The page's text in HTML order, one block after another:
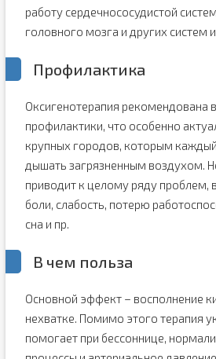
работу сердечнососудистой
головного мозга и других систем
Профилактика
Оксигенотерапия рекомендована
профилактики, что особенно
крупных городов, которым
дышать загрязненным воздухом.
приводит к целому ряду проблем,
боли, слабость, потерю
сна и пр.
В чем польза
Основной эффект – восполнение
нехватке. Помимо этого терапия
помогает при бессоннице,